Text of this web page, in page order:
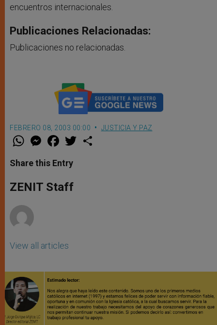
encuentros internacionales.
Publicaciones Relacionadas:
Publicaciones no relacionadas.
FEBRERO 08, 2003 00:00 JUSTICIA Y PAZ
W
t
s
p
p
M
e
s
e
g
e
F
a
e
b
o
k
w
Share this Entry
ZENIT Staff
View all articles